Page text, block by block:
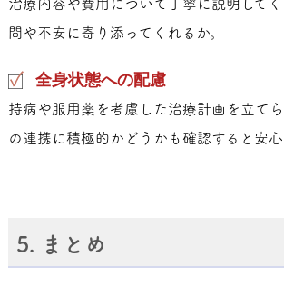
治療内容や費用について丁寧に説明して
問や不安に寄り添ってくれるか。
全身状態への配慮
持病や服用薬を考慮した治療計画を立て
の連携に積極的かどうかも確認すると安心
5. まとめ